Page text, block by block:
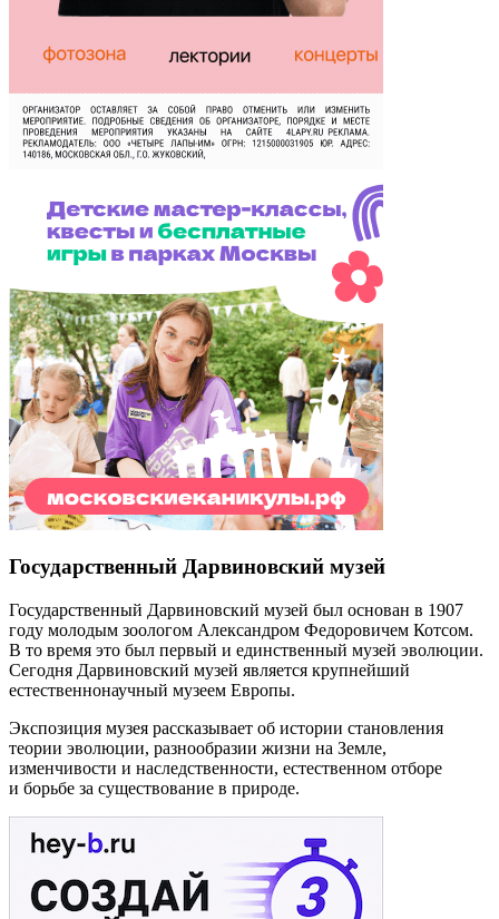
Государственный Дарвиновский музей
Государственный Дарвиновский музей был основан в 1907
году молодым зоологом Александром Федоровичем Котсом.
В то время это был первый и единственный музей эволюции.
Сегодня Дарвиновский музей является крупнейший
естественнонаучный музеем Европы.
Экспозиция музея рассказывает об истории становления
теории эволюции, разнообразии жизни на Земле,
изменчивости и наследственности, естественном отборе
и борьбе за существование в природе.